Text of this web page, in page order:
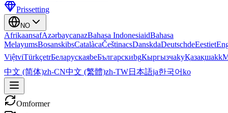
Prissetting
NO
AfrikaansafAzərbaycanazBahasa IndonesiaidBahasa
MelayumsBosanskibsCatalàcaČeštinacsDanskdaDeutschdeEestiet
ViệtviTürkçetrБеларускаяbeБългарскиbgКыргызчаkyҚазақшаkk
中文 (简体)zh-CN中文 (繁體)zh-TW日本語ja한국어ko
Omformer